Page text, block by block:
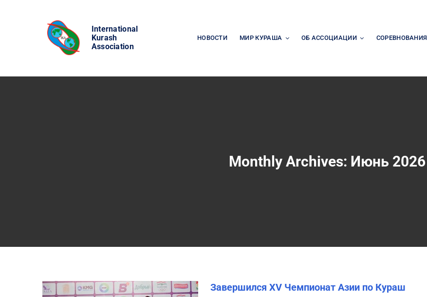
International
Kurash
Association
НОВОСТИ МИР КУРАША ОБ АССОЦИАЦИИ СОРЕВНОВАНИЯ
Monthly Archives: Июнь 2026
Завершился XV Чемпионат Азии по Кураш